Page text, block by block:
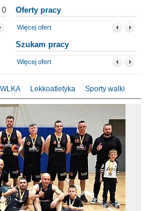
0 Oferty pracy
Więcej ofert
Szukam pracy
Więcej ofert
WLKA Lekkoatletyka Sporty walki